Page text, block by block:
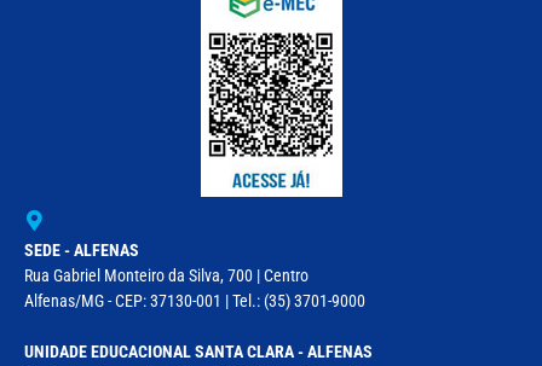
SEDE - ALFENAS
Rua Gabriel Monteiro da Silva, 700 | Centro
Alfenas/MG - CEP: 37130-001 | Tel.: (35) 3701-9000
UNIDADE EDUCACIONAL SANTA CLARA - ALFENAS